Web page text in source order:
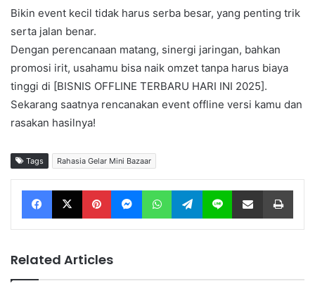
Bikin event kecil tidak harus serba besar, yang penting trik
serta jalan benar.
Dengan perencanaan matang, sinergi jaringan, bahkan
promosi irit, usahamu bisa naik omzet tanpa harus biaya
tinggi di [BISNIS OFFLINE TERBARU HARI INI 2025].
Sekarang saatnya rencanakan event offline versi kamu dan
rasakan hasilnya!
Tags Rahasia Gelar Mini Bazaar
Facebook X Pinterest Messenger WhatsApp Telegram Line Share via Email
Related Articles